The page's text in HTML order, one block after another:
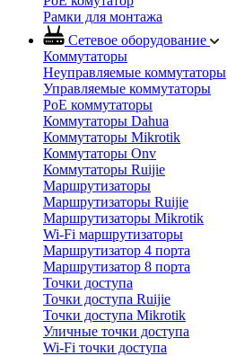
Рамки для монтажа
Сетевое оборудование
Коммутаторы
Неуправляемые коммутаторы
Управляемые коммутаторы
PoE коммутаторы
Коммутаторы Dahua
Коммутаторы Mikrotik
Коммутаторы Onv
Коммутаторы Ruijie
Маршрутизаторы
Маршрутизаторы Ruijie
Маршрутизаторы Mikrotik
Wi-Fi маршрутизаторы
Маршрутизатор 4 порта
Маршрутизатор 8 порта
Точки доступа
Точки доступа Ruijie
Точки доступа Mikrotik
Уличные точки доступа
Wi-Fi точки доступа